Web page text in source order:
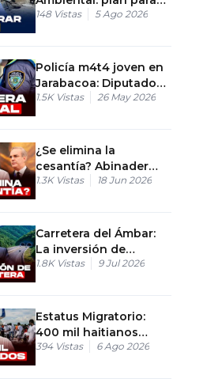
recuperar ríos
148 Vistas 5 Ago 2026
Policía m4t4 joven en
Jarabacoa: Diputado
Genao denuncia falso
1.5K Vistas 26 May 2026
¿Se elimina la
cesantía? Abinader
frena el nuevo Código
1.3K Vistas 18 Jun 2026
Carretera del Ámbar:
La inversión de
RD$28,000 millones
1.8K Vistas 9 Jul 2026
Estatus Migratorio:
400 mil haitianos
enfrentan
394 Vistas 6 Ago 2026